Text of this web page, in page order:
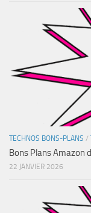
TECHNOS BONS-PLANS /
Bons Plans Amazon
22 JANVIER 2026